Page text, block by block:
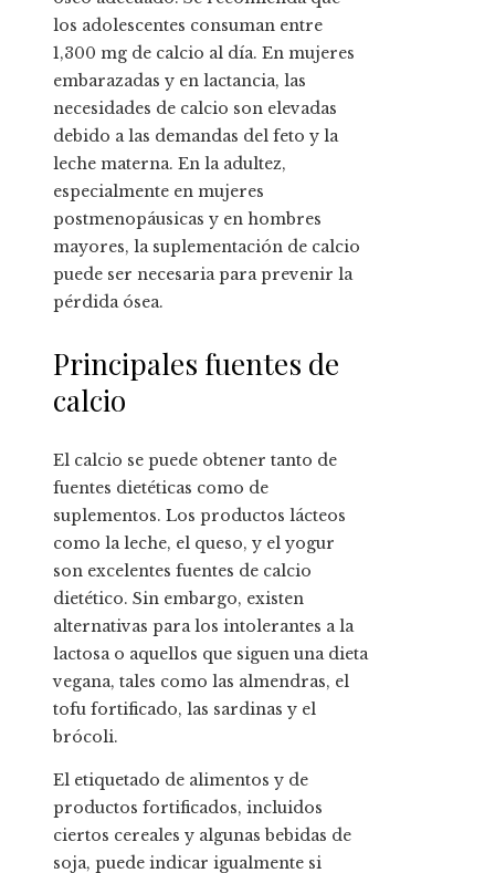
los adolescentes consuman entre
1,300 mg de calcio al día. En mujeres
embarazadas y en lactancia, las
necesidades de calcio son elevadas
debido a las demandas del feto y la
leche materna. En la adultez,
especialmente en mujeres
postmenopáusicas y en hombres
mayores, la suplementación de calcio
puede ser necesaria para prevenir la
pérdida ósea.
Principales fuentes de
calcio
El calcio se puede obtener tanto de
fuentes dietéticas como de
suplementos. Los productos lácteos
como la leche, el queso, y el yogur
son excelentes fuentes de calcio
dietético. Sin embargo, existen
alternativas para los intolerantes a la
lactosa o aquellos que siguen una dieta
vegana, tales como las almendras, el
tofu fortificado, las sardinas y el
brócoli.
El etiquetado de alimentos y de
productos fortificados, incluidos
ciertos cereales y algunas bebidas de
soja, puede indicar igualmente si